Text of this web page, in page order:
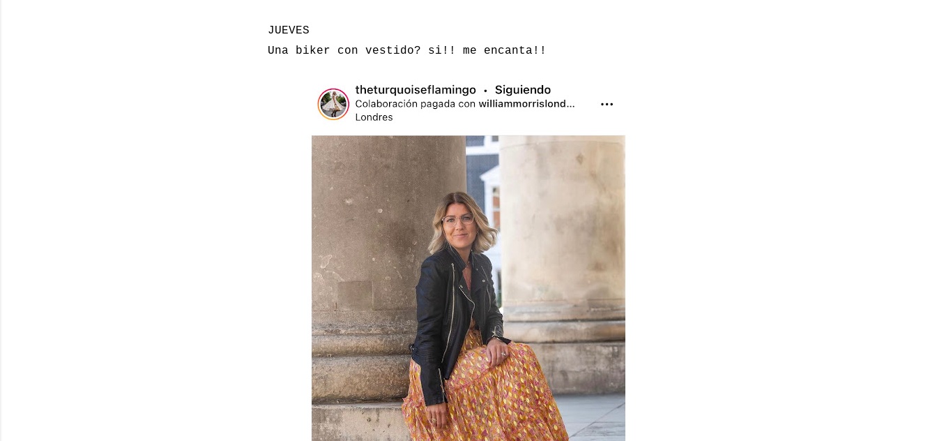
JUEVES
Una biker con vestido? si!! me encanta!!